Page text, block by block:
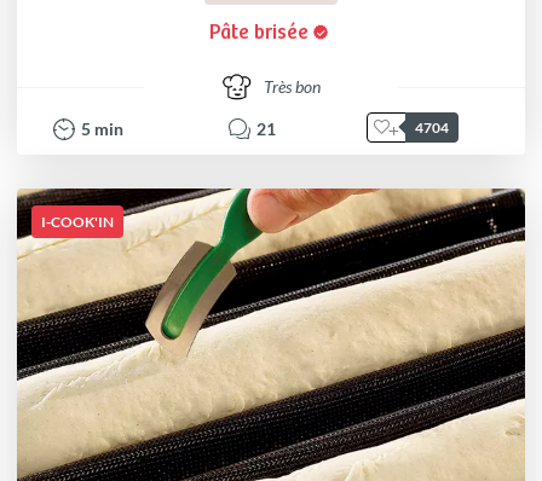
Pâte brisée
Très bon
5 min 21 4704
I-COOK'IN